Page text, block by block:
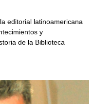
editorial latinoamericana
y
de la Biblioteca